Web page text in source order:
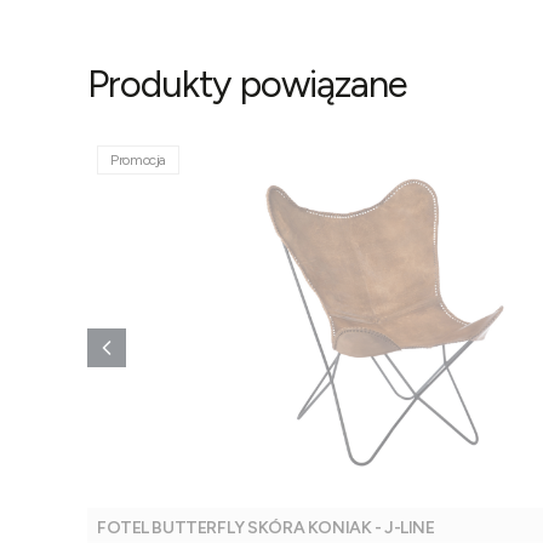
Produkty powiązane
Promocja
FOTEL BUTTERFLY SKÓRA KONIAK - J-LINE